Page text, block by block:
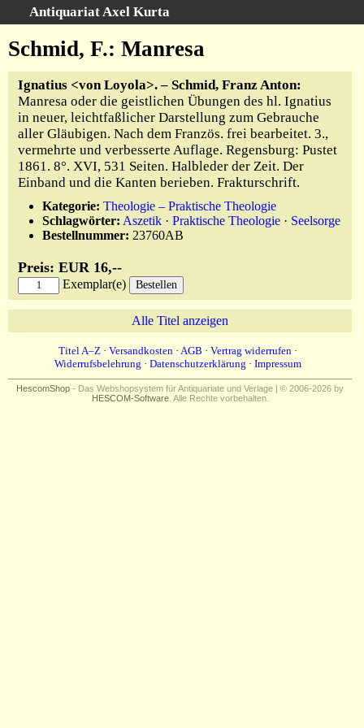
Antiquariat Axel Kurta
Suche
Sachgebiete
Schlagwörter
Kataloge
Ankauf
Warenkorb
Anfahrt/Kontakt
Schmid, F.: Manresa
Ignatius <von Loyola>. – Schmid, Franz Anton:
Manresa oder die geistlichen Übungen des hl. Ignatius
in neuer, leichtfaßlicher Darstellung zum Gebrauche
aller Gläubigen. Nach dem Französ. frei bearbeitet. 3.,
vermehrte und verbesserte Auflage. Regensburg: Pustet
1861. 8°. XVI, 531 Seiten. Halbleder der Zeit. Der
Einband und die Kanten berieben. Frakturschrift.
Kategorie: Theologie – Praktische Theologie
Schlagwörter: Aszetik · Praktische Theologie · Seelsorge
Bestellnummer: 23760AB
Preis: EUR 16,--
Exemplar(e)
Alle Titel anzeigen
Titel A–Z · Versandkosten · AGB · Vertrag widerrufen ·
Widerrufsbelehrung · Datenschutzerklärung · Impressum
HescomShop - Das Webshopsystem für Antiquariate und Verlage | © 2006-2026 by
HESCOM-Software. Alle Rechte vorbehalten.